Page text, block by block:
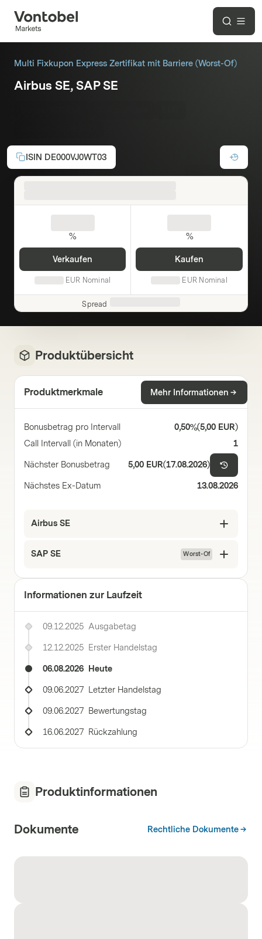
Multi Fixkupon Express Zertifikat mit Barriere (Worst-Of)
Airbus SE, SAP SE
ISIN DE000VJ0WT03
%
Verkaufen
EUR Nominal
%
Kaufen
EUR Nominal
Spread
Produktübersicht
Produktmerkmale Mehr Informationen
Bonusbetrag pro Intervall 0,50%(5,00 EUR)
Call Intervall (in Monaten)
1
Nächster Bonusbetrag 5,00 EUR(17.08.2026)
Nächstes Ex-Datum 13.08.2026
Airbus SE
SAP SE Worst-Of
Informationen zur Laufzeit
09.12.2025 Ausgabetag
12.12.2025 Erster Handelstag
06.08.2026 Heute
09.06.2027 Letzter Handelstag
09.06.2027 Bewertungstag
16.06.2027 Rückzahlung
Produktinformationen
Dokumente Rechtliche Dokumente